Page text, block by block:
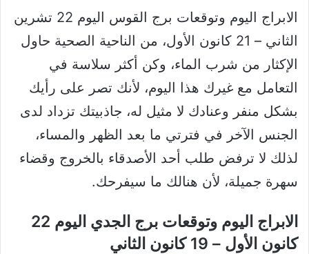
الابراج اليوم وتوقعات برج القوس اليوم 22 تشرين
الثاني – 21 كانون الأول، من الناحية الصحية حاول
الإكثار من شرب الماء، وكن أكثر سلاسة في
التعامل مع غيرك هذا اليوم، لأنك تصر على رأيك
بشكل منفر وعنادك لا مثيل له، جاذبيتك تزداد لدى
الجنس الآخر في فترتي ما بعد الظهر والمساء،
لذلك لا ترفض طلب أحد الأصدقاء بالخروج وقضاء
سهرة جميلة، لأن هنالك ما سيفرحك.
الابراج اليوم وتوقعات برج الجدي اليوم 22
كانون الأول – 19 كانون الثاني